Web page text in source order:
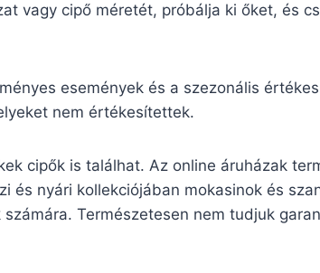
vagy cipő méretét, próbálja ki őket, és
események és a szezonális
nem értékesítettek.
cipők is találhat. Az online áruházak
és nyári kollekciójában mokasinok és
Természetesen nem tudjuk